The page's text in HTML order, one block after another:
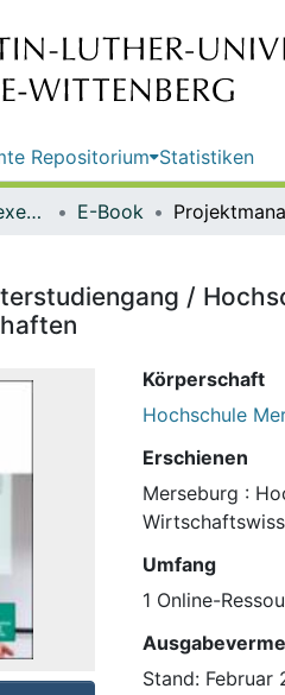
Repositorium Statistiken
Elektronische Pflichtexemplare E-Book
/
Körperschaft
Hochschule
Erschienen
Merseburg :
Umfang
1 Online-
Stand: Februar